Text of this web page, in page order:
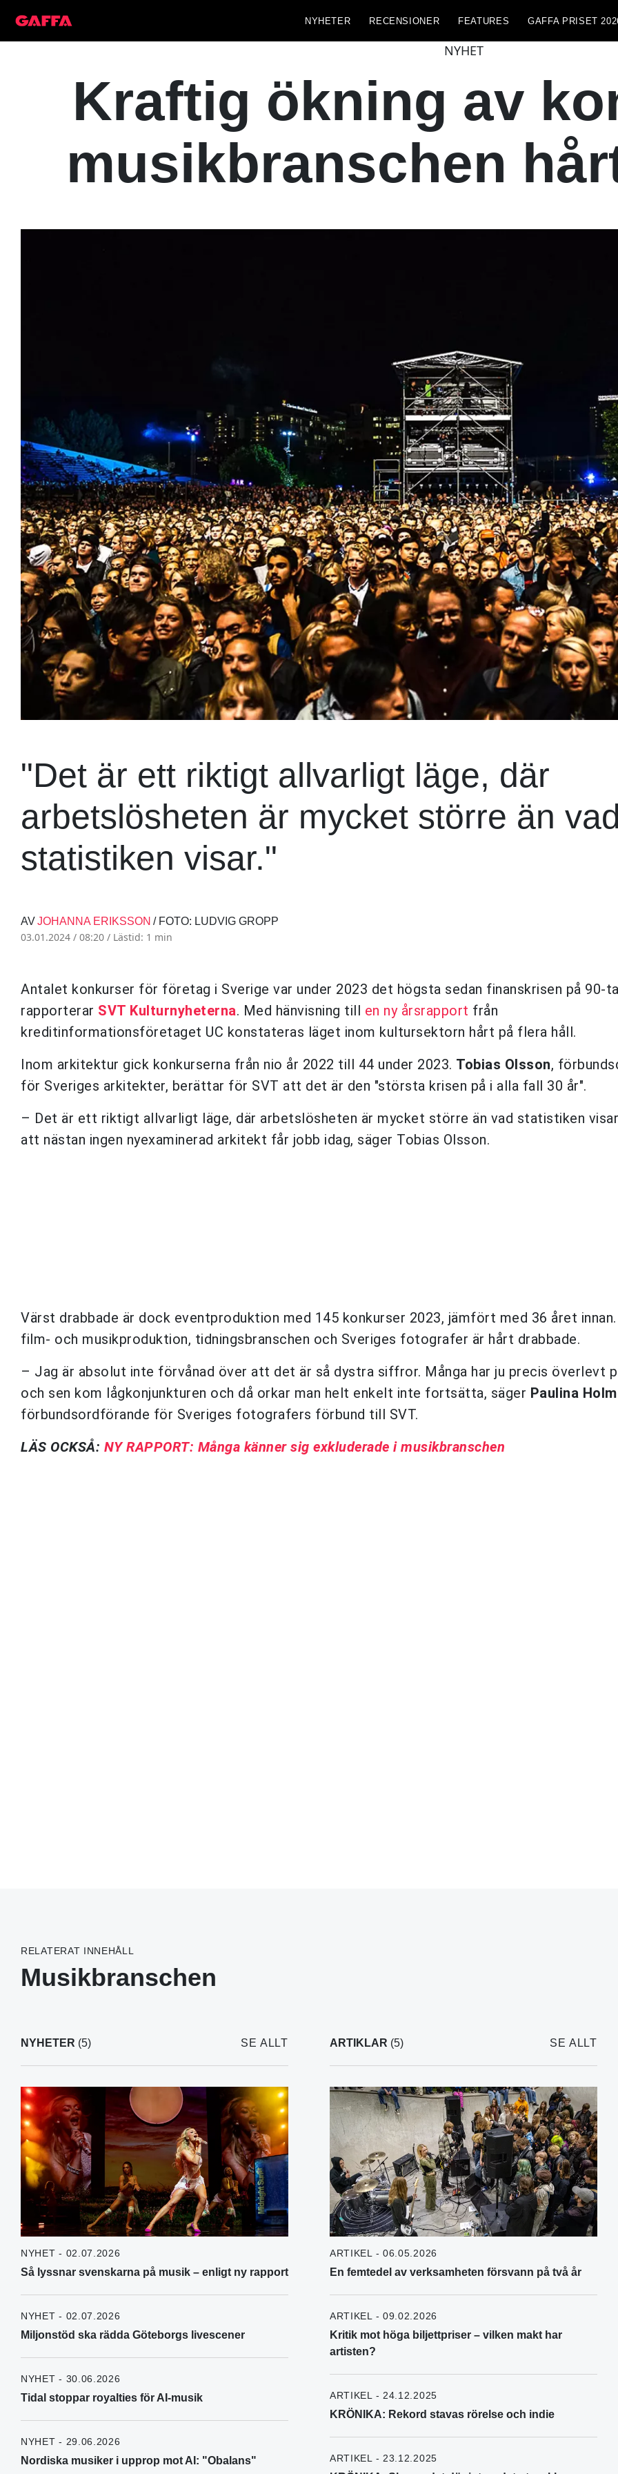
NYHETER RECENSIONER FEATURES GAFFA PRISET
NYHET
Kraftig ökning av
musikbranschen
"Det är ett riktigt allvarligt läge, där
arbetslösheten är mycket större än
statistiken visar."
AVJOHANNA ERIKSSON / FOTO: LUDVIG GROPP
03.01.2024 / 08:20 / Lästid: 1 min
Antalet konkurser för företag i Sverige var under 2023 det högsta sedan finanskrisen på 90-
rapporterar SVT Kulturnyheterna. Med hänvisning till en ny årsrapport från
kreditinformationsföretaget UC konstateras läget inom kultursektorn hårt på flera håll.
Inom arkitektur gick konkurserna från nio år 2022 till 44 under 2023. Tobias Olsson,
för Sveriges arkitekter, berättar för SVT att det är den "största krisen på i alla fall 30 år".
– Det är ett riktigt allvarligt läge, där arbetslösheten är mycket större än vad statistiken
att nästan ingen nyexaminerad arkitekt får jobb idag, säger Tobias Olsson.
Värst drabbade är dock eventproduktion med 145 konkurser 2023, jämfört med 36 året innan.
film- och musikproduktion, tidningsbranschen och Sveriges fotografer är hårt drabbade.
– Jag är absolut inte förvånad över att det är så dystra siffror. Många har ju precis överlevt
och sen kom lågkonjunkturen och då orkar man helt enkelt inte fortsätta, säger Paulina
förbundsordförande för Sveriges fotografers förbund till SVT.
LÄS OCKSÅ: NY RAPPORT: Många känner sig exkluderade i musikbranschen
RELATERAT INNEHÅLL
Musikbranschen
NYHETER (5) SE ALLT
NYHET - 02.07.2026
Så lyssnar svenskarna på musik – enligt ny rapport
NYHET - 02.07.2026
Miljonstöd ska rädda Göteborgs livescener
NYHET - 30.06.2026
Tidal stoppar royalties för AI-musik
NYHET - 29.06.2026
Nordiska musiker i upprop mot AI: "Obalans"
ARTIKLAR (5) SE ALLT
ARTIKEL - 06.05.2026
En femtedel av verksamheten försvann på två år
ARTIKEL - 09.02.2026
Kritik mot höga biljettpriser – vilken makt har
artisten?
ARTIKEL - 24.12.2025
KRÖNIKA: Rekord stavas rörelse och indie
ARTIKEL - 23.12.2025